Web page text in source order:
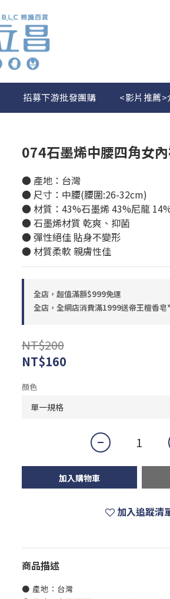
招募下游批發團購 <影片推薦>
074石墨烯中腰四角女
● 產地：台灣
● 尺寸：中腰(腰圍:26-32cm)
● 材質：43%石墨烯 43%尼龍
● 石墨烯材質 乾爽、抑菌
● 彈性絕佳 貼身不變形
● 材質柔軟 親膚性佳
全店，超值滿額$999免運
全店，全網店消費滿1999送帝王檀香
NT$200
NT$160
顏色
加入購物車
加入追蹤清
商品描述
● 產地：台灣